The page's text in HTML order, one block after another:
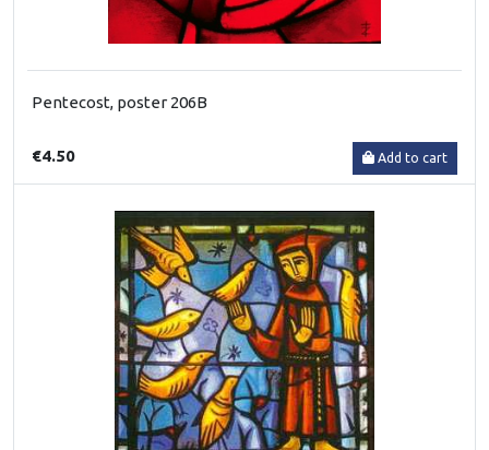
Pentecost, poster 206B
€4.50 Add to cart